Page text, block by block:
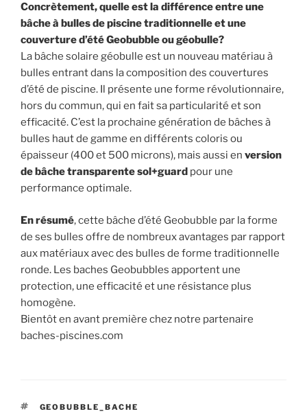
Concrètement, quelle est la différence entre une
bâche à bulles de piscine traditionnelle et une
couverture d’été Geobubble ou géobulle?
La bâche solaire géobulle est un nouveau matériau à
bulles entrant dans la composition des couvertures
d’été de piscine. Il présente une forme révolutionnaire,
hors du commun, qui en fait sa particularité et son
efficacité. C’est la prochaine génération de bâches à
bulles haut de gamme en différents coloris ou
épaisseur (400 et 500 microns), mais aussi en version
de bâche transparente sol+guard pour une
performance optimale.
En résumé, cette bâche d’été Geobubble par la forme
de ses bulles offre de nombreux avantages par rapport
aux matériaux avec des bulles de forme traditionnelle
ronde. Les baches Geobubbles apportent une
protection, une efficacité et une résistance plus
homogène.
Bientôt en avant première chez notre partenaire
baches-piscines.com
ÉTIQUETTES
GEOBUBBLE_BACHE